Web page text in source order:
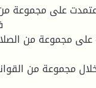
على مجموعة من
مجموعة من
مجموعة من